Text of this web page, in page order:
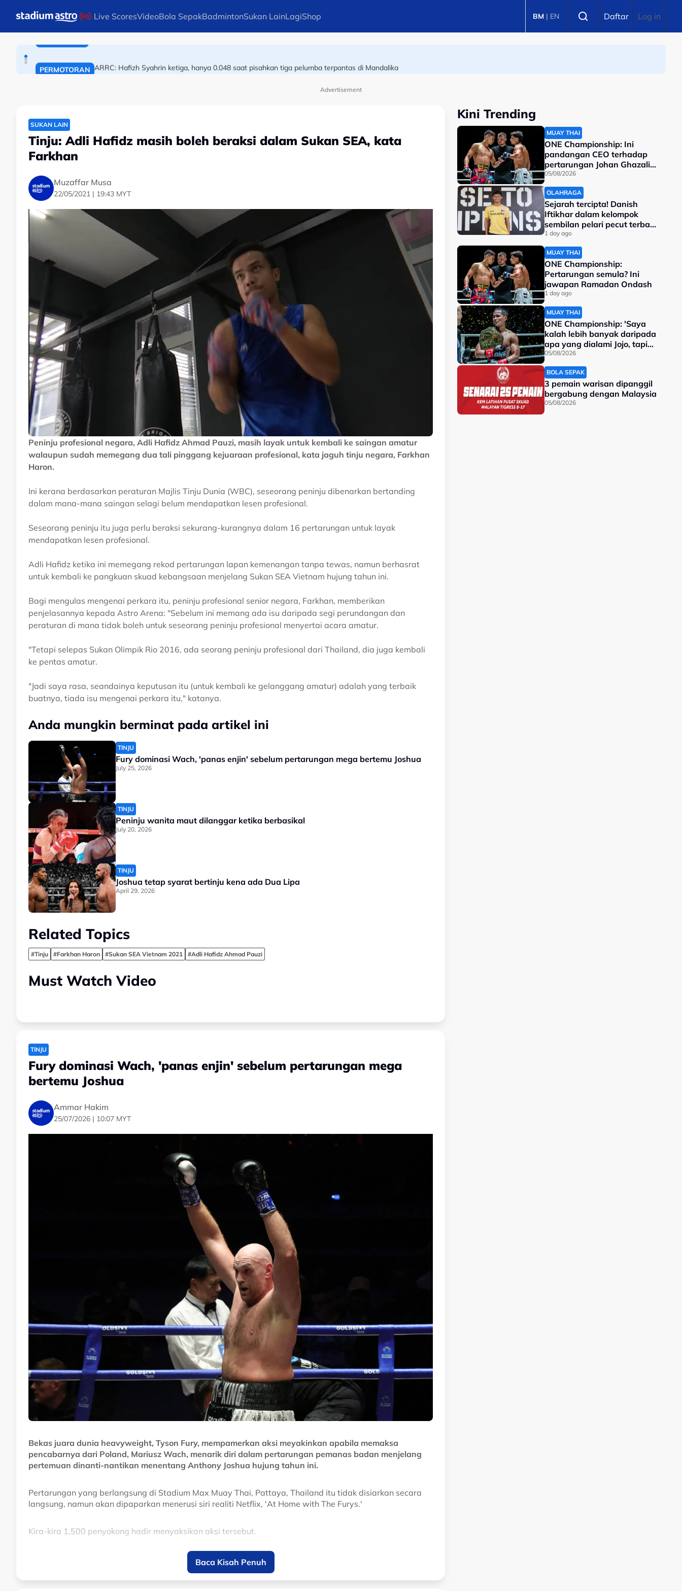
Live ScoresVideoBola SepakBadmintonSukan LainLagiShop BM | EN Daftar Log in
BOLA SEPAK
Advertisement
SUKAN LAIN
Tinju: Adli Hafidz masih boleh beraksi dalam Sukan SEA, kata
Farkhan
Muzaffar Musa
22/05/2021 | 19:43 MYT
Peninju profesional negara, Adli Hafidz Ahmad Pauzi, masih layak untuk kembali ke saingan amatur
walaupun sudah memegang dua tali pinggang kejuaraan profesional, kata jaguh tinju negara, Farkhan
Haron.
Ini kerana berdasarkan peraturan Majlis Tinju Dunia (WBC), seseorang peninju dibenarkan bertanding
dalam mana-mana saingan selagi belum mendapatkan lesen profesional.
Seseorang peninju itu juga perlu beraksi sekurang-kurangnya dalam 16 pertarungan untuk layak
mendapatkan lesen profesional.
Adli Hafidz ketika ini memegang rekod pertarungan lapan kemenangan tanpa tewas, namun berhasrat
untuk kembali ke pangkuan skuad kebangsaan menjelang Sukan SEA Vietnam hujung tahun ini.
Bagi mengulas mengenai perkara itu, peninju profesional senior negara, Farkhan, memberikan
penjelasannya kepada Astro Arena: "Sebelum ini memang ada isu daripada segi perundangan dan
peraturan di mana tidak boleh untuk seseorang peninju profesional menyertai acara amatur.
"Tetapi selepas Sukan Olimpik Rio 2016, ada seorang peninju profesional dari Thailand, dia juga kembali
ke pentas amatur.
"Jadi saya rasa, seandainya keputusan itu (untuk kembali ke gelanggang amatur) adalah yang terbaik
buatnya, tiada isu mengenai perkara itu," katanya.
Anda mungkin berminat pada artikel ini
TINJU
Fury dominasi Wach, 'panas enjin' sebelum pertarungan mega bertemu Joshua
July 25, 2026
TINJU
Peninju wanita maut dilanggar ketika berbasikal
July 20, 2026
TINJU
Joshua tetap syarat bertinju kena ada Dua Lipa
April 29, 2026
Related Topics
#Tinju #Farkhan Haron #Sukan SEA Vietnam 2021 #Adli Hafidz Ahmad Pauzi
Must Watch Video
TINJU
Fury dominasi Wach, 'panas enjin' sebelum pertarungan mega
bertemu Joshua
Ammar Hakim
25/07/2026 | 10:07 MYT
Bekas juara dunia heavyweight, Tyson Fury, mempamerkan aksi meyakinkan apabila memaksa
pencabarnya dari Poland, Mariusz Wach, menarik diri dalam pertarungan pemanas badan menjelang
pertemuan dinanti-nantikan menentang Anthony Joshua hujung tahun ini.
Pertarungan yang berlangsung di Stadium Max Muay Thai, Pattaya, Thailand itu tidak disiarkan secara
langsung, namun akan dipaparkan menerusi siri realiti Netflix, 'At Home with The Furys.'
Kira-kira 1,500 penyokong hadir menyaksikan aksi tersebut.
Fury menguasai pertarungan sejak awal sebelum Wach gagal meneruskan saingan ketika permulaan
pusingan kelapan, sekali gus menghadiahkan kemenangan selesa buat petinju Britain itu.
Baca Kisah Penuh
Kini Trending
MUAY THAI
ONE Championship: Ini
pandangan CEO terhadap
pertarungan Johan Ghazali-
Ramadan Ondash
05/08/2026
OLAHRAGA
Sejarah tercipta! Danish
Iftikhar dalam kelompok
sembilan pelari pecut terbaik
dunia
1 day ago
MUAY THAI
ONE Championship:
Pertarungan semula? Ini
jawapan Ramadan Ondash
1 day ago
MUAY THAI
ONE Championship: 'Saya
kalah lebih banyak daripada
apa yang dialami Jojo, tapi
saya jadi juara dunia'
05/08/2026
BOLA SEPAK
3 pemain warisan dipanggil
bergabung dengan Malaysia
05/08/2026